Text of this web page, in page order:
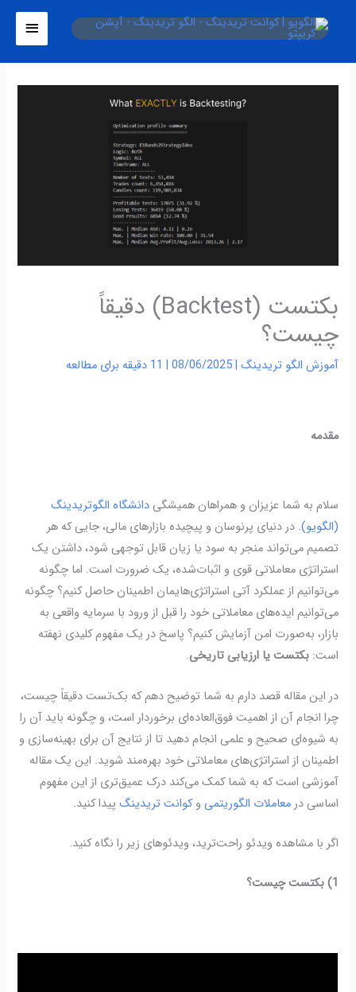
اصلی
بکتست (Backtest) دقیقاً
چیست؟
آموزش الگو تریدینگ |
08/06/2025
| 11 دقیقه برای مطالعه
مقدمه
سلام به شما عزیزان و همراهان همیشگیدانشگاه الگوتریدینگ
(الگویو). در دنیای پرنوسان و پیچیده بازارهای مالی، جایی که هر
تصمیم می‌تواند منجر به سود یا زیان قابل توجهی شود، داشتن یک
استراتژی معاملاتی قوی و اثبات‌شده، یک ضرورت است. اما چگونه
می‌توانیم از عملکرد آتی استراتژی‌هایمان اطمینان حاصل کنیم؟ چگونه
می‌توانیم ایده‌های معاملاتی خود را قبل از ورود با سرمایه واقعی به
بازار، به‌صورت امن آزمایش کنیم؟ پاسخ در یک مفهوم کلیدی نهفته
است:بکتست یا ارزیابی تاریخی.
در این مقاله قصد دارم به شما توضیح دهم که بک‌تست دقیقاً چیست،
چرا انجام آن از اهمیت فوق‌العاده‌ای برخوردار است، و چگونه باید آن را
به شیوه‌ای صحیح و علمی انجام دهید تا از نتایج آن برای بهینه‌سازی و
اطمینان از استراتژی‌های معاملاتی خود بهره‌مند شوید. این یک مقاله
آموزشی است که به شما کمک می‌کند درک عمیق‌تری از این مفهوم
اساسی درمعاملات الگوریتمی وکوانت تریدینگ پیدا کنید.
اگر با مشاهده ویدئو راحت‌ترید، ویدئوهای زیر را نگاه کنید.
1) بکتست چیست؟